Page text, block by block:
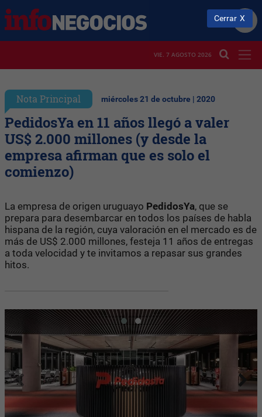
VIE. 7 AGOSTO 2026
Nota Principal miércoles 21 de octubre | 2020
PedidosYa en 11 años llegó a valer
US$ 2.000 millones (y desde la
empresa afirman que es solo el
comienzo)
La empresa de origen uruguayo PedidosYa, que se
prepara para desembarcar en todos los países de habla
hispana de la región, cuya valoración en el mercado es de
más de US$ 2.000 millones, festeja 11 años de entregas
a toda velocidad y te invitamos a repasar sus grandes
hitos.
Cerrar